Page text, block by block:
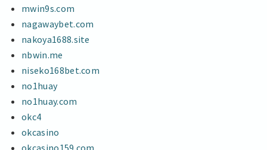
mwin9s.com
nagawaybet.com
nakoya1688.site
nbwin.me
niseko168bet.com
no1huay
no1huay.com
okc4
okcasino